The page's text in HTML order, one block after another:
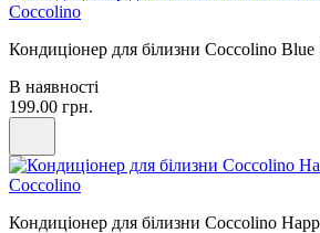
Coccolino
Кондиціонер для білизни Coccolino Blue
В наявності
199.00 грн.
Coccolino
Кондиціонер для білизни Coccolino